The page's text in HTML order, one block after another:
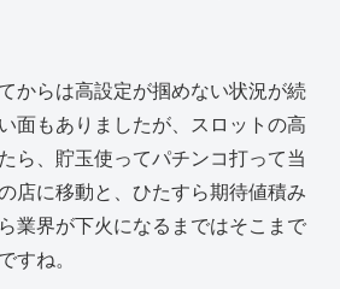
からは高設定が掴めない状況が続
面もありましたが、スロットの高
ら、貯玉使ってパチンコ打って当
店に移動と、ひたすら期待値積み
業界が下火になるまではそこまで
すね。